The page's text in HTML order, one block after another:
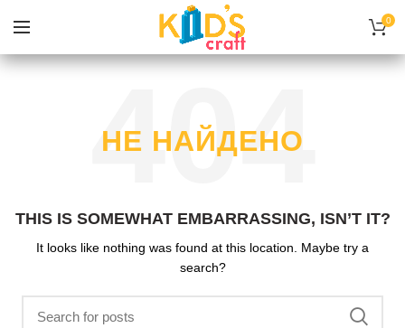
0
НЕ НАЙДЕНО
THIS IS SOMEWHAT EMBARRASSING, ISN’T IT?
It looks like nothing was found at this location. Maybe try a
search?